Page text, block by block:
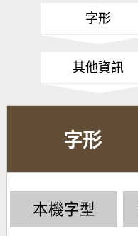
字形
其他資訊
字形
本機字型